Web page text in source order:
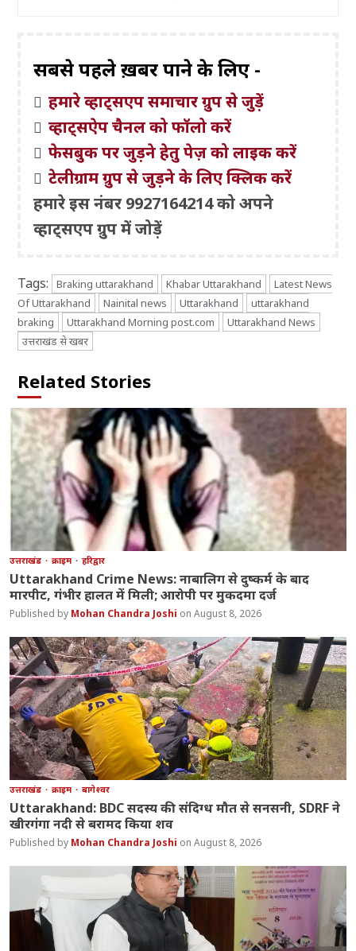
सबसे पहले ख़बरें पाने के लिए -
हमारे व्हाट्सएप समाचार ग्रुप से जुड़ें
व्हाट्सऐप चैनल को फॉलो करें
फेसबुक पर जुड़ने हेतु पेज़ को लाइक करें
टेलीग्राम ग्रुप से जुड़ने के लिए क्लिक करें
हमारे इस नंबर 9927164214 को अपने
व्हाट्सएप ग्रुप में जोड़ें
Tags: Braking uttarakhand Khabar Uttarakhand
Latest News
Of Uttarakhand
Nainital news Uttarakhand
uttarakhand
braking
Uttarakhand Morning post.com
Uttarakhand News
उत्तराखंड से खबर
Related Stories
उत्तराखंड क्राइम हरिद्वार
Uttarakhand Crime News: नाबालिग से दुष्कर्म के बाद
मारपीट, गंभीर हालत में मिली; आरोपी पर मुकदमा दर्ज
Mohan Chandra Joshi August 8, 2026
उत्तराखंड क्राइम बागेश्वर
Uttarakhand: BDC सदस्य की संदिग्ध मौत से सनसनी, SDRF ने
खीरगंगा नदी से बरामद किया शव
Mohan Chandra Joshi August 8, 2026